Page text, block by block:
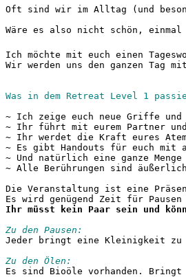
Oft sind wir im Alltag (und
Wäre es also nicht schön, einmal
Ich möchte mit euch einen
Wir werden uns den ganzen Tag
Was in dem Retreat Level 1
~ Ich zeige euch neue Griffe
~ Ihr führt mit eurem Partner
~ Ihr werdet die Kraft eures
~ Es gibt Handouts für euch mit
~ Und natürlich eine ganze Menge
~ Alle Berührungen sind
Die Veranstaltung ist eine
Ihr müsst kein Paar sein und
Zu den Pausen:
Jeder bringt eine Kleinigkeit zu
Zu den Ölen:
Es sind Bioöle vorhanden.